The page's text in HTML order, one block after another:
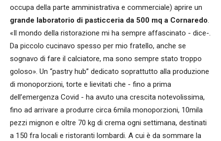
occupa della parte amministrativa e commerciale) aprire un
grande laboratorio di pasticceria da 500 mq a Cornaredo.
«Il mondo della ristorazione mi ha sempre affascinato - dice-.
Da piccolo cucinavo spesso per mio fratello, anche se
sognavo di fare il calciatore, ma sono sempre stato troppo
goloso». Un “pastry hub” dedicato soprattutto alla produzione
di monoporzioni, torte e lievitati che - fino a prima
dell’emergenza Covid - ha avuto una crescita notevolissima,
fino ad arrivare a produrre circa 6mila monoporzioni, 10mila
pezzi mignon e oltre 70 kg di crema ogni settimana, destinati
a 150 fra locali e ristoranti lombardi. A cui è da sommare la